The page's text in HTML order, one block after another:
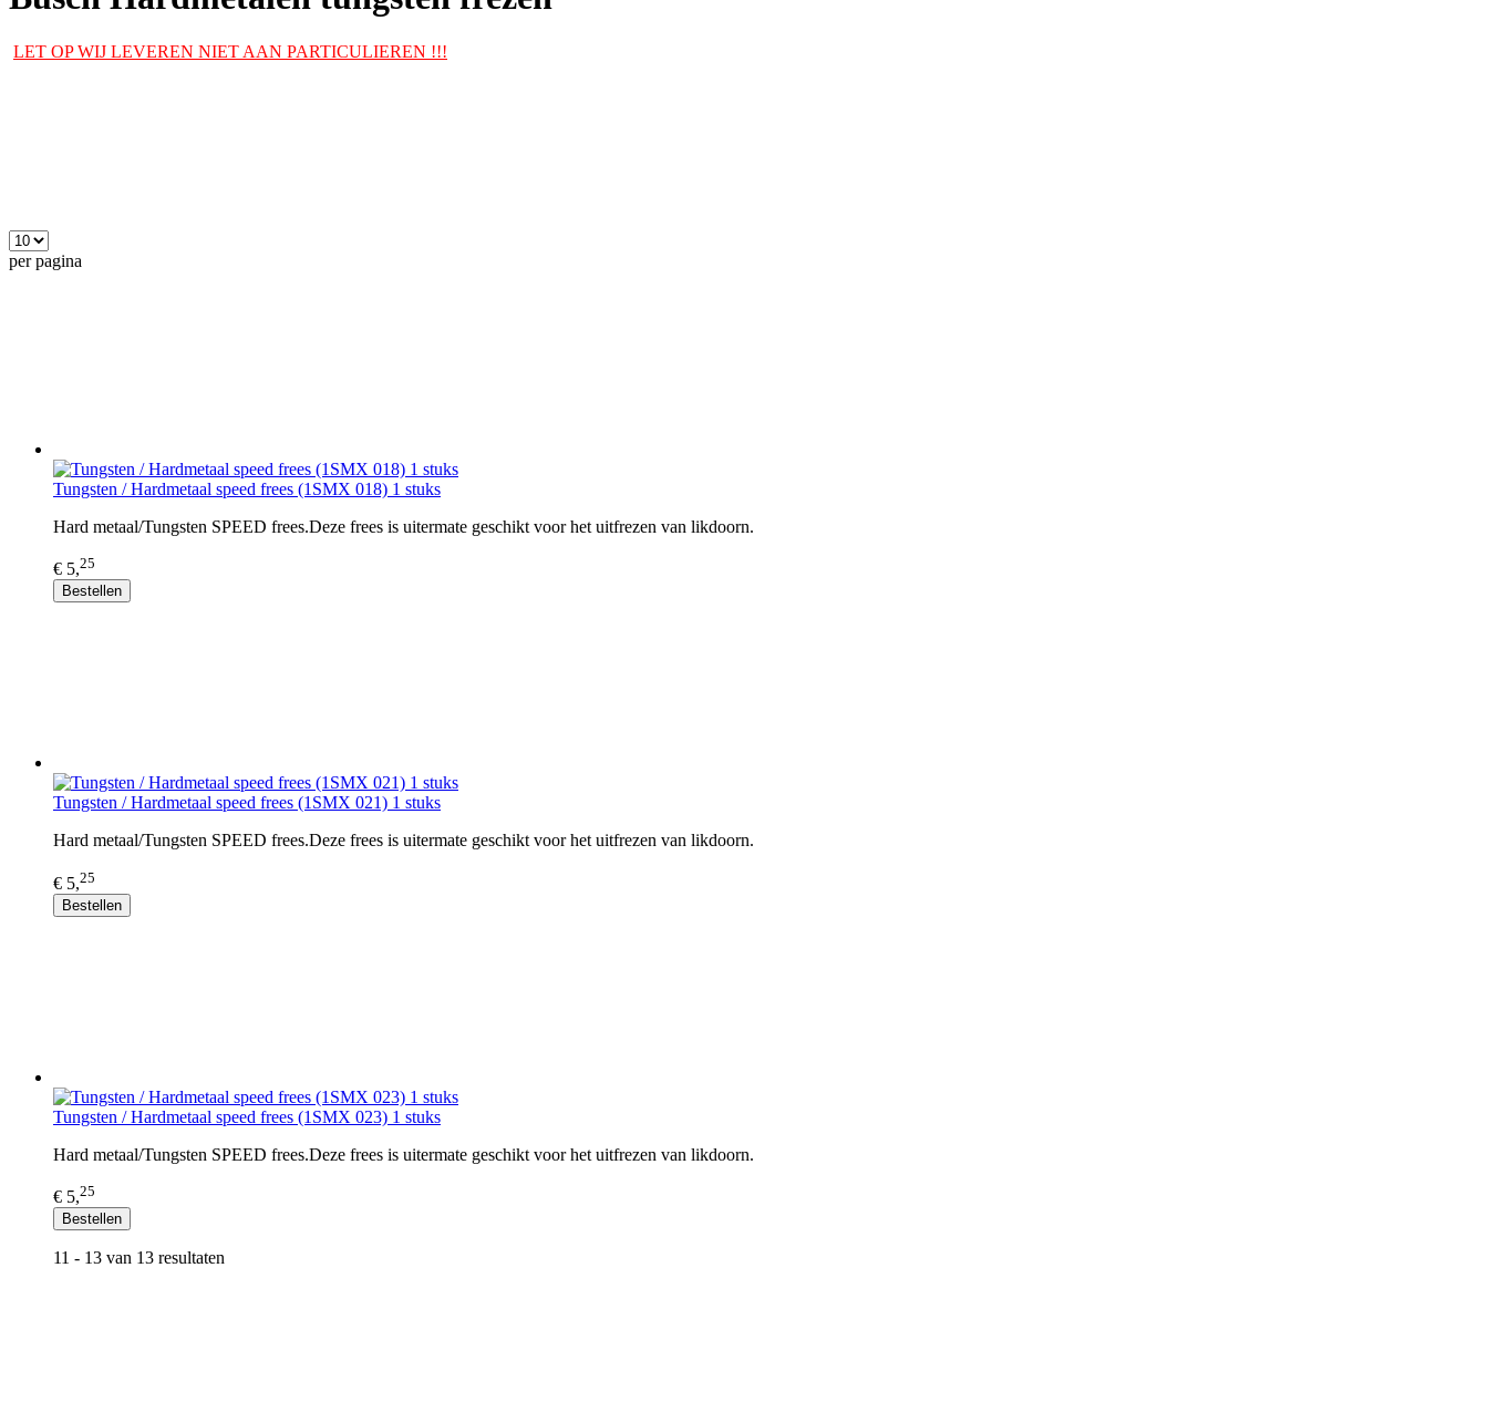
LET OP WIJ LEVEREN NIET AAN PARTICULIEREN !!!
per pagina
Tungsten / Hardmetaal speed frees (1SMX 018) 1 stuks
Hard metaal/Tungsten SPEED frees.Deze frees is uitermate geschikt voor het uitfrezen van likdoorn.
€ 5,25
Bestellen
Tungsten / Hardmetaal speed frees (1SMX 021) 1 stuks
Hard metaal/Tungsten SPEED frees.Deze frees is uitermate geschikt voor het uitfrezen van likdoorn.
€ 5,25
Bestellen
Tungsten / Hardmetaal speed frees (1SMX 023) 1 stuks
Hard metaal/Tungsten SPEED frees.Deze frees is uitermate geschikt voor het uitfrezen van likdoorn.
€ 5,25
Bestellen
11 - 13 van 13 resultaten